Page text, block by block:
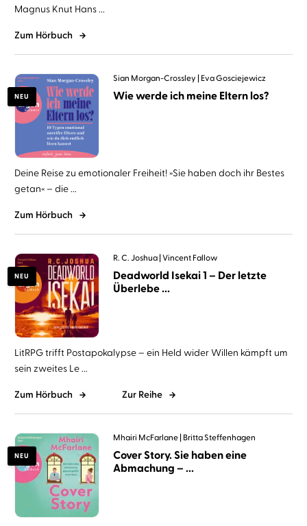
Magnus Knut Hans ...
Zum Hörbuch
NEU
Sian Morgan-Crossley Eva Gosciejewicz
Wie werde ich meine Eltern los?
Deine Reise zu emotionaler Freiheit! »Sie haben doch ihr Bestes
getan« – die ...
Zum Hörbuch
NEU
R. C. Joshua Vincent Fallow
Deadworld Isekai 1 – Der letzte
Überlebe ...
LitRPG trifft Postapokalypse – ein Held wider Willen kämpft um
sein zweites Le ...
Zum Hörbuch Zur Reihe
NEU
Mhairi McFarlane Britta Steffenhagen
Cover Story. Sie haben eine
Abmachung – ...